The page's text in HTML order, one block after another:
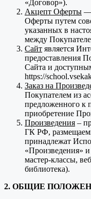
«Договор»).
Акцепт Оферты —
Оферты путем
указанных в
между
Сайт является
предоставления
Сайта и
https://
Заказ на
Покупателем из
предложенного к
приобретение
Произведения –
ГК РФ,
принадлежат
«Произведения»
мастер-классы,
библиотека).
2. ОБЩИЕ